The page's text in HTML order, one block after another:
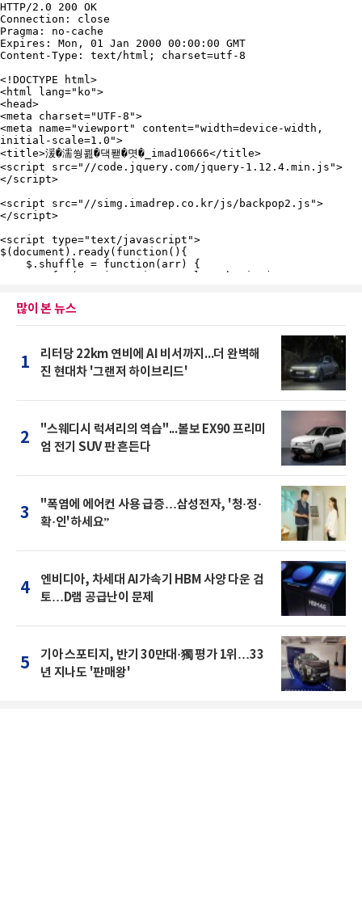
많이 본 뉴스
1
리터당 22km 연비에 AI 비서까지...더 완벽해
진 현대차 '그랜저 하이브리드'
2
"스웨디시 럭셔리의 역습"...볼보 EX90 프리미
엄 전기 SUV 판 흔든다
3
"폭염에 에어컨 사용 급증…삼성전자, '청·정·
확·인'하세요”
4
엔비디아, 차세대 AI가속기 HBM 사양 다운 검
토…D램 공급난이 문제
5
기아 스포티지, 반기 30만대·獨 평가 1위…33
년 지나도 '판매왕'